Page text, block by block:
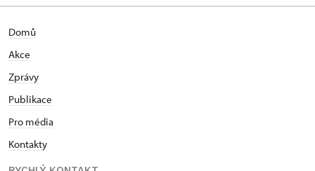
Domů
Akce
Zprávy
Publikace
Pro média
Kontakty